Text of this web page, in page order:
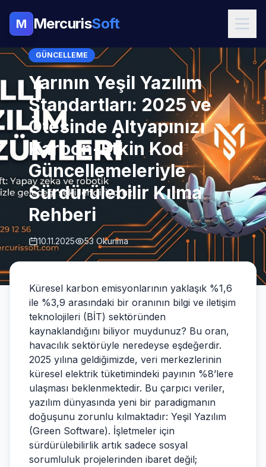
M MercurisSoft
GÜNCELLEME
Yarının Yeşil Yazılım
Standartları: 2025 ve
Ötesinde Altyapınızı
Karbon-Etkin Kod
Güncellemeleriyle
Sürdürülebilir Kılma
Rehberi
10.11.2025 53 Okunma
Küresel karbon emisyonlarının yaklaşık %1,6
ile %3,9 arasındaki bir oranının bilgi ve iletişim
teknolojileri (BİT) sektöründen
kaynaklandığını biliyor muydunuz? Bu oran,
havacılık sektörüyle neredeyse eşdeğerdir.
2025 yılına geldiğimizde, veri merkezlerinin
küresel elektrik tüketimindeki payının %8’lere
ulaşması beklenmektedir. Bu çarpıcı veriler,
yazılım dünyasında yeni bir paradigmanın
doğuşunu zorunlu kılmaktadır: Yeşil Yazılım
(Green Software). İşletmeler için
sürdürülebilirlik artık sadece sosyal
sorumluluk projelerinden ibaret değil;